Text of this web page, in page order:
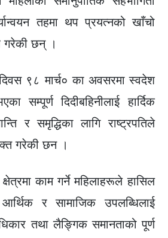
तहमा थप प्रयत्नको खाँचो
छन् ।
दिवस ९८ मार्च० का अवसरमा स्वदेश
सम्पूर्ण दिदीबहिनीलाई हार्दिक
र समृद्धिका लागि राष्ट्रपतिले
गरेकी छन ।
काम गर्ने महिलाहरूले हासिल
र सामाजिक उपलब्धिलाई
तथा लैङ्गिक समानताको पूर्ण